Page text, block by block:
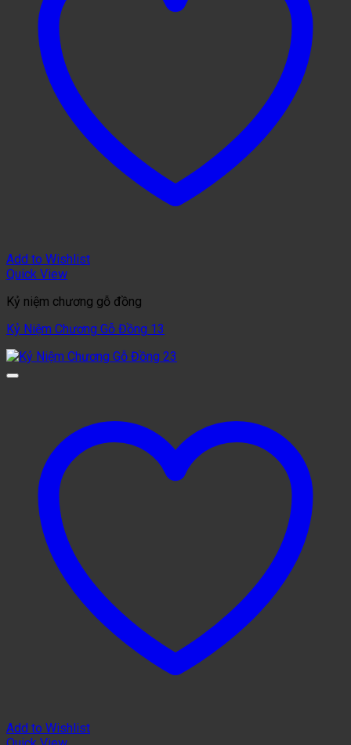
Add to Wishlist
Quick View
Kỷ niệm chương gỗ đồng
Kỷ Niệm Chương Gỗ Đồng 13
Add to Wishlist